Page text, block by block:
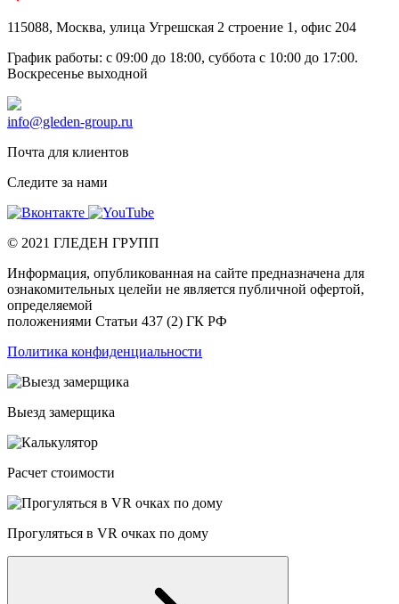
115088, Москва, улица Угрешская 2 строение 1, офис 204
График работы: c 09:00 до 18:00, суббота c 10:00 до 17:00.
Воскресенье выходной
info@gleden-group.ru
Почта для клиентов
Следите за нами
© 2021 ГЛЕДЕН ГРУПП
Информация, опубликованная на сайте предназначена для
ознакомительных целейи не является публичной офертой,
определяемой
положениями Статьи 437 (2) ГК РФ
Политика конфиденциальности
Выезд замерщика
Расчет стоимости
Прогуляться в VR очках по дому